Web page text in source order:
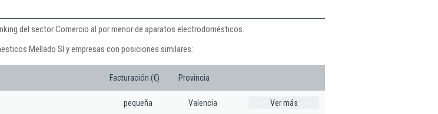
del sector Comercio al por menor de aparatos electrodomésticos.
Mellado Sl y empresas con posiciones similares:
Facturación (€) Provincia
pequeña Valencia Ver más